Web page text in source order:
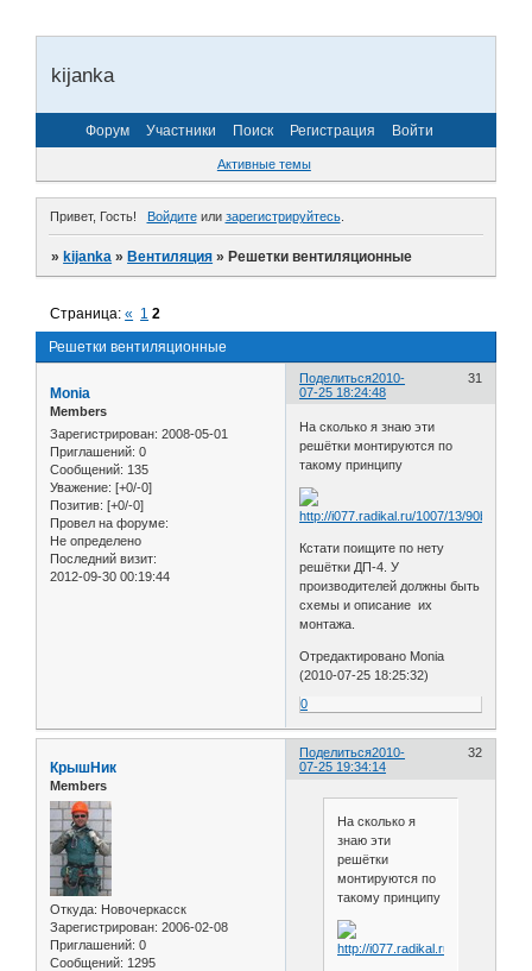
kijanka
Форум Участники Поиск Регистрация Войти
Активные темы
Привет, Гость! Войдитеили зарегистрируйтесь.
»kijanka »Вентиляция »Решетки вентиляционные
Решетки вентиляционные
Страница:« 1 2
Поделиться 31
2010-
07-25 18:24:48
Monia
Members
Зарегистрирован: 2008-05-01
Приглашений: 0
Сообщений: 135
Уважение: [+0/-0]
Позитив: [+0/-0]
Провел на форуме:
Не определено
Последний визит:
2012-09-30 00:19:44
На сколько я знаю эти
решётки монтируются по
такому принципу
Кстати поищите по нету
решётки ДП-4. У
производителей должны быть
схемы и описание их
монтажа.
Отредактировано Monia
(2010-07-25 18:25:32)
0
Поделиться 32
2010-
07-25 19:34:14
КрышНик
Members
Откуда: Новочеркасск
Зарегистрирован: 2006-02-08
Приглашений: 0
Сообщений: 1295
На сколько я
знаю эти
решётки
монтируются по
такому принципу